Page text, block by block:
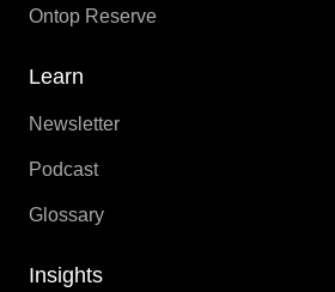
Ontop Reserve
Learn
Newsletter
Podcast
Glossary
Insights